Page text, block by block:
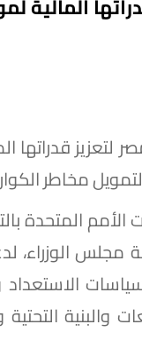
لتعزيز قدراتها
مخاطر
المتحدة
مجلس الوزراء،
الاستعداد
والبنية التحتية